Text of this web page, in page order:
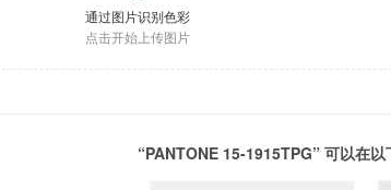
通过图片识别色彩
点击开始上传图片
“PANTONE 15-1915TPG” 可以在以